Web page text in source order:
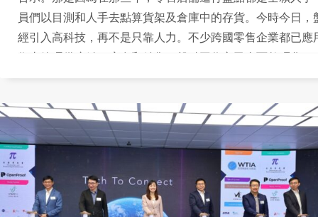
員們以目測和人手去點算貨架及倉庫中的存貨。今時今日，
經引入高科技，再不是只靠人力。不少跨國零售企業都已應